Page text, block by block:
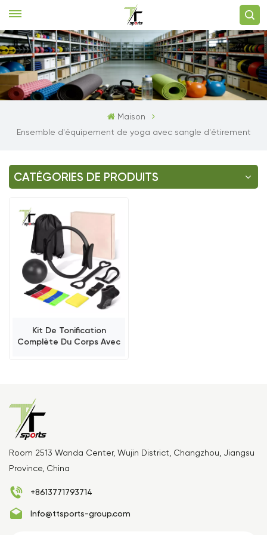
Maison
Ensemble d'équipement de yoga avec sangle d'étirement
CATÉGORIES DE PRODUITS
Kit De Tonification
Complète Du Corps Avec
Room 2513 Wanda Center, Wujin District, Changzhou, Jiangsu
Province, China
+8613771793714
Info@ttsports-group.com